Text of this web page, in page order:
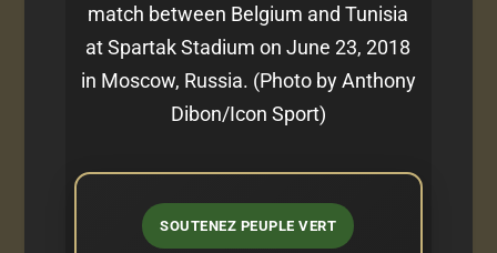
match between Belgium and Tunisia
at Spartak Stadium on June 23, 2018
in Moscow, Russia. (Photo by Anthony
Dibon/Icon Sport)
SOUTENEZ PEUPLE VERT